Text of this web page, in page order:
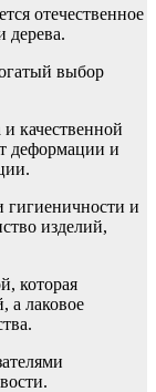
отечественное
дерева.
выбор
качественной
деформации и
гигиеничности и
изделий,
которая
а лаковое